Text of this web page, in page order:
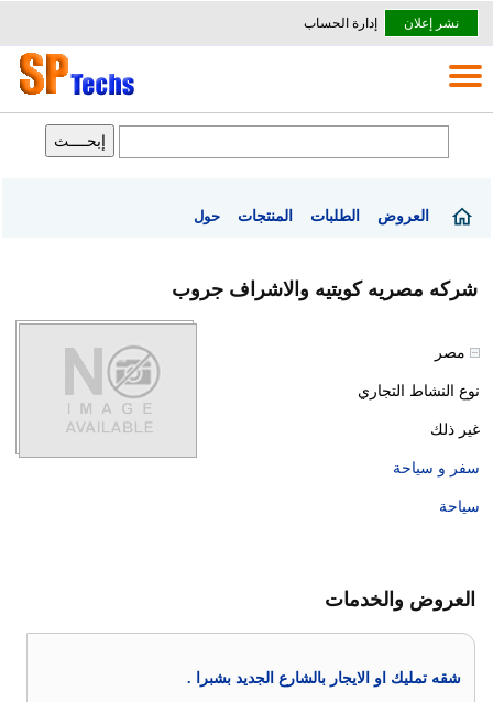
نشر إعلان إدارة الحساب
العروض الطلبات المنتجات حول
شركه مصريه كويتيه والاشراف جروب
مصر
نوع النشاط التجاري
غير ذلك
سفر و سياحة
سياحة
العروض والخدمات
شقه تمليك او الايجار بالشارع الجديد بشبرا .